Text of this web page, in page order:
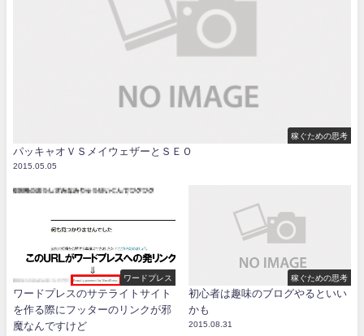
稼ぐための思考
パッキャオＶＳメイウェザーとＳＥＯ
2015.05.05
ワードプレス
ワードプレスのサテライトサイト
を作る際にフッターのリンクが邪
魔なんですけど
稼ぐための思考
初心者は趣味のブログやるといい
かも
2015.08.31